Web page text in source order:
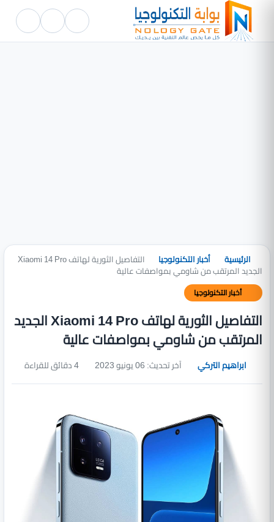
الرئيسية أخبار التكنولوجيا التفاصيل الثورية لهاتف Xiaomi 14 Pro
الجديد المرتقب من شاومي بمواصفات عالية
أخبار التكنولوجيا
التفاصيل الثورية لهاتف Xiaomi 14 Pro الجديد
المرتقب من شاومي بمواصفات عالية
ابراهيم التركي آخر تحديث: 06 يونيو 2023